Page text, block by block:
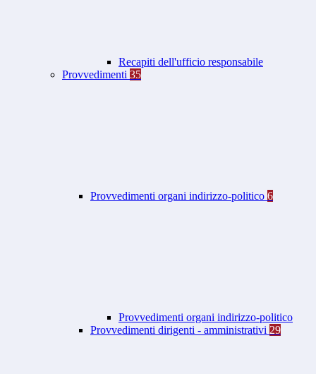
Recapiti dell'ufficio responsabile
Provvedimenti 35
Provvedimenti organi indirizzo-politico 6
Provvedimenti organi indirizzo-politico
Provvedimenti dirigenti - amministrativi 29